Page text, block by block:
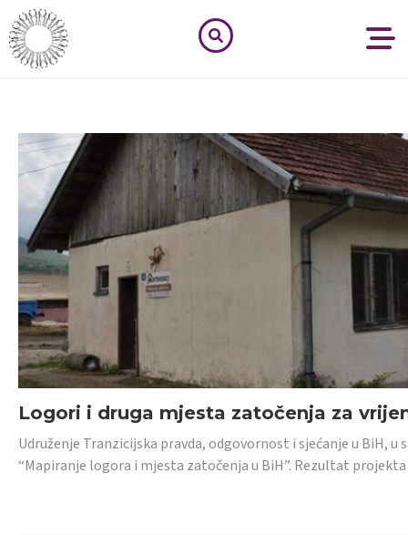
Logori i druga mjesta zatočenja za
Udruženje Tranzicijska pravda, odgovornost i sjećanje u BiH,
“Mapiranje logora i mjesta zatočenja u BiH”. Rezultat